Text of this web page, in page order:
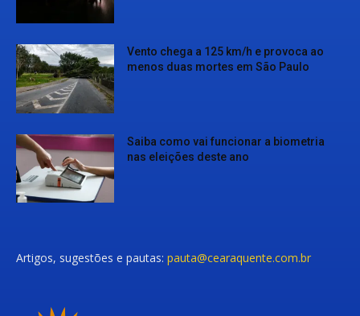
Vento chega a 125 km/h e provoca ao
menos duas mortes em São Paulo
Saiba como vai funcionar a biometria
nas eleições deste ano
Artigos, sugestões e pautas: pauta@cearaquente.com.br